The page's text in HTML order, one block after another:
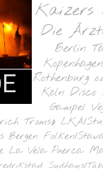
Kaizers
Die
Berlin
Kopenhagen
Rothenburg
Köln Disco
Gampel
Tromsø LKA/
Bergen Folken/
La Vela Puerca
Sudhaus/